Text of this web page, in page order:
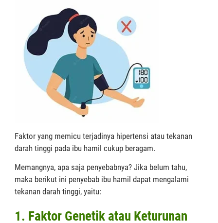
Faktor yang memicu terjadinya hipertensi atau tekanan
darah tinggi pada ibu hamil cukup beragam.
Memangnya, apa saja penyebabnya? Jika belum tahu,
maka berikut ini penyebab ibu hamil dapat mengalami
tekanan darah tinggi, yaitu:
1. Faktor Genetik atau Keturunan